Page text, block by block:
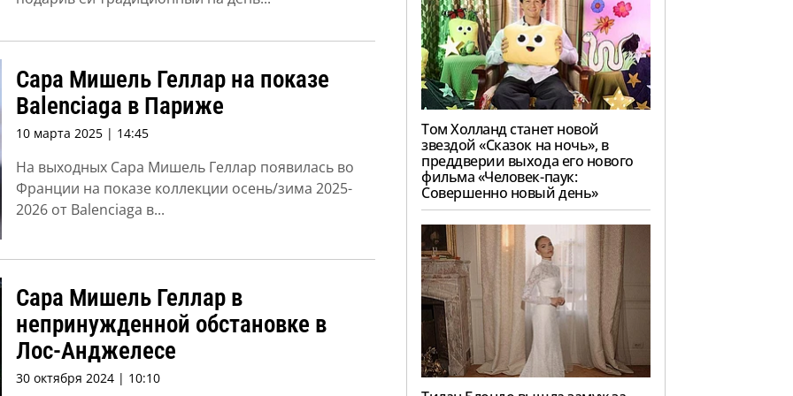
Сара Мишель Геллар на показе
Balenciaga в Париже
10 марта 2025 | 14:45
На выходных Сара Мишель Геллар появилась во
Франции на показе коллекции осень/зима 2025-
2026 от Balenciaga в...
Сара Мишель Геллар в
непринужденной обстановке в
Лос-Анджелесе
30 октября 2024 | 10:10
Том Холланд станет новой
звездой «Сказок на ночь», в
преддверии выхода его нового
фильма «Человек-паук:
Совершенно новый день»